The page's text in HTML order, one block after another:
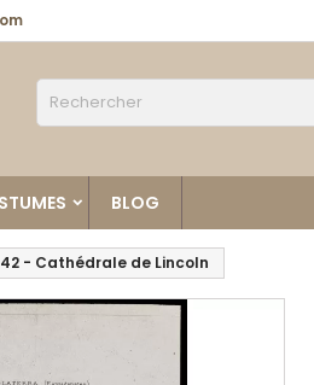
BLOG
- Cathédrale de Lincoln